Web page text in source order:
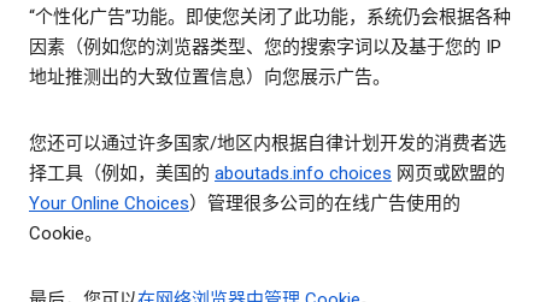
“个性化广告”功能。即使您关闭了此功能，系统仍会根据各种
因素（例如您的浏览器类型、您的搜索字词以及基于您的 IP
地址推测出的大致位置信息）向您展示广告。
您还可以通过许多国家/地区内根据自律计划开发的消费者选
择工具（例如，美国的 aboutads.info choices 网页或欧盟的
Your Online Choices）管理很多公司的在线广告使用的
Cookie。